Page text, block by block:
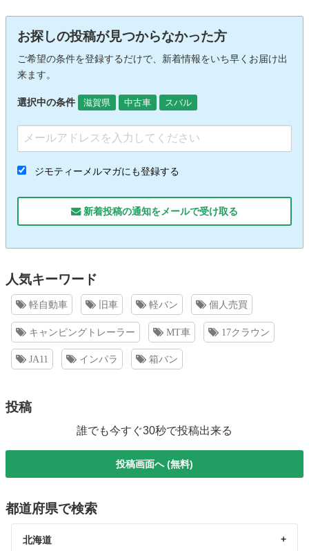
お探しの投稿が見つからなかった方
ご希望の条件を登録するだけで、新着情報をいち早くお届け出
来ます。
選択中の条件 滋賀県 中古車 スバル
ジモティーメルマガにも登録する
新着投稿の通知をメールで受け取る
人気キーワード
軽自動車 旧車 軽バン 個人売買
キャンピングトレーラー MT車 17クラウン
JA11 インパラ 箱バン
投稿
誰でも今すぐ30秒で投稿出来る
投稿画面へ (無料)
都道府県で検索
北海道